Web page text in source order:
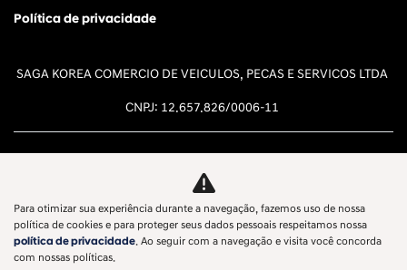
Política de privacidade
SAGA KOREA COMERCIO DE VEICULOS, PECAS E SERVICOS LTDA
CNPJ: 12.657.826/0006-11
Desacelere. Seu bem maior é a
vida.
Para otimizar sua experiência durante a navegação, fazemos uso de nossa
política de cookies e para proteger seus dados pessoais respeitamos nossa
política de privacidade. Ao seguir com a navegação e visita você concorda
com nossas políticas.